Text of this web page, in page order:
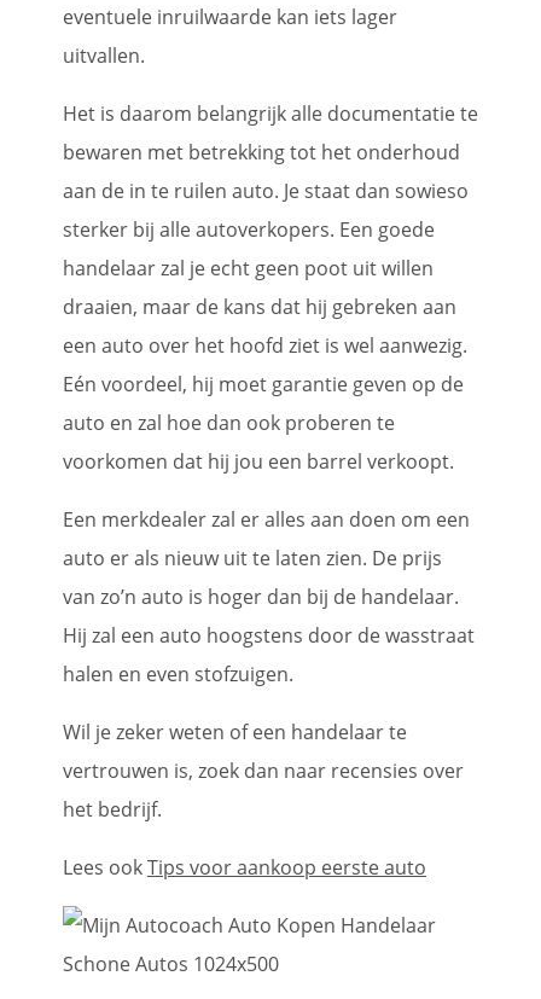
eventuele inruilwaarde kan iets lager
uitvallen.
Het is daarom belangrijk alle documentatie te
bewaren met betrekking tot het onderhoud
aan de in te ruilen auto. Je staat dan sowieso
sterker bij alle autoverkopers. Een goede
handelaar zal je echt geen poot uit willen
draaien, maar de kans dat hij gebreken aan
een auto over het hoofd ziet is wel aanwezig.
Eén voordeel, hij moet garantie geven op de
auto en zal hoe dan ook proberen te
voorkomen dat hij jou een barrel verkoopt.
Een merkdealer zal er alles aan doen om een
auto er als nieuw uit te laten zien. De prijs
van zo’n auto is hoger dan bij de handelaar.
Hij zal een auto hoogstens door de wasstraat
halen en even stofzuigen.
Wil je zeker weten of een handelaar te
vertrouwen is, zoek dan naar recensies over
het bedrijf.
Lees ookTips voor aankoop eerste auto